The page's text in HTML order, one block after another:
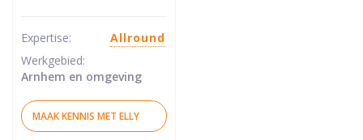
Expertise:
Allround
Werkgebied:
Arnhem en omgeving
MAAK KENNIS MET ELLY